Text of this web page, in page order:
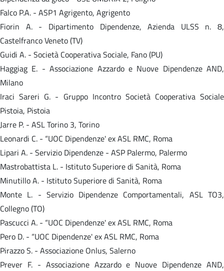
Falco P.A. - ASP1 Agrigento, Agrigento
Fiorin A. - Dipartimento Dipendenze, Azienda ULSS n. 8,
Castelfranco Veneto (TV)
Guidi A. - Società Cooperativa Sociale, Fano (PU)
Haggiag E. - Associazione Azzardo e Nuove Dipendenze AND,
Milano
Iraci Sareri G. - Gruppo Incontro Società Cooperativa Sociale
Pistoia, Pistoia
Jarre P. - ASL Torino 3, Torino
Leonardi C. - “UOC Dipendenze' ex ASL RMC, Roma
Lipari A. - Servizio Dipendenze - ASP Palermo, Palermo
Mastrobattista L. - Istituto Superiore di Sanità, Roma
Minutillo A. - Istituto Superiore di Sanità, Roma
Monte L. - Servizio Dipendenze Comportamentali, ASL TO3,
Collegno (TO)
Pascucci A. - “UOC Dipendenze' ex ASL RMC, Roma
Pero D. - “UOC Dipendenze' ex ASL RMC, Roma
Pirazzo S. - Associazione Onlus, Salerno
Prever F. - Associazione Azzardo e Nuove Dipendenze AND,